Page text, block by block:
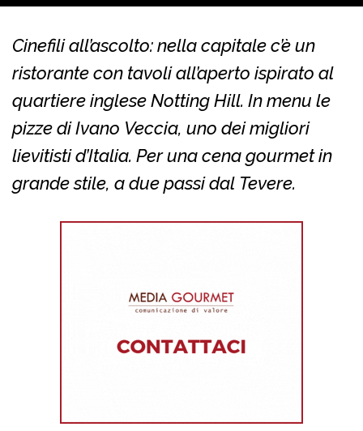
Cinefili all’ascolto: nella capitale c’è un
ristorante con tavoli all’aperto ispirato al
quartiere inglese Notting Hill. In menu le
pizze di Ivano Veccia, uno dei migliori
lievitisti d’Italia. Per una cena gourmet in
grande stile, a due passi dal Tevere.